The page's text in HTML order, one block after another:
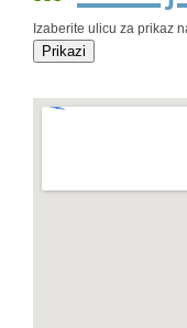
Izaberite ulicu za prikaz